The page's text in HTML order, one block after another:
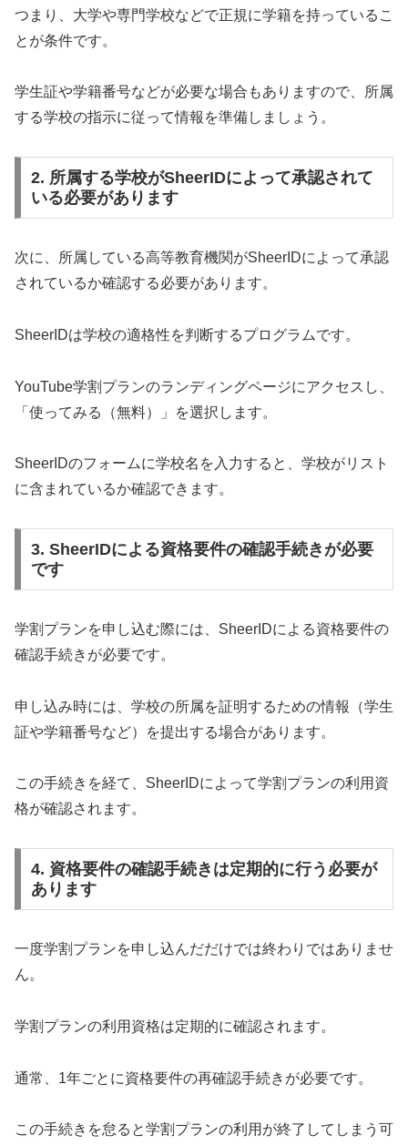
つまり、大学や専門学校などで正規に学籍を持っているこ
とが条件です。
学生証や学籍番号などが必要な場合もありますので、所属
する学校の指示に従って情報を準備しましょう。
2. 所属する学校がSheerIDによって承認されて
いる必要があります
次に、所属している高等教育機関がSheerIDによって承認
されているか確認する必要があります。
SheerIDは学校の適格性を判断するプログラムです。
YouTube学割プランのランディングページにアクセスし、
「使ってみる（無料）」を選択します。
SheerIDのフォームに学校名を入力すると、学校がリスト
に含まれているか確認できます。
3. SheerIDによる資格要件の確認手続きが必要
です
学割プランを申し込む際には、SheerIDによる資格要件の
確認手続きが必要です。
申し込み時には、学校の所属を証明するための情報（学生
証や学籍番号など）を提出する場合があります。
この手続きを経て、SheerIDによって学割プランの利用資
格が確認されます。
4. 資格要件の確認手続きは定期的に行う必要が
あります
一度学割プランを申し込んだだけでは終わりではありませ
ん。
学割プランの利用資格は定期的に確認されます。
通常、1年ごとに資格要件の再確認手続きが必要です。
この手続きを怠ると学割プランの利用が終了してしまう可